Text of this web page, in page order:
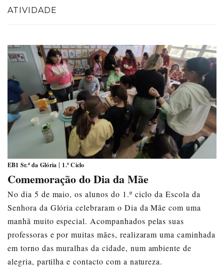
ATIVIDADE
EB1 Sr.ª da Glória | 1.º Ciclo
Comemoração do Dia da Mãe
No dia 5 de maio, os alunos do 1.º ciclo da Escola da
Senhora da Glória celebraram o Dia da Mãe com uma
manhã muito especial. Acompanhados pelas suas
professoras e por muitas mães, realizaram uma caminhada
em torno das muralhas da cidade, num ambiente de
alegria, partilha e contacto com a natureza.